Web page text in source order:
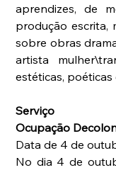
aprendizes, de
produção escrita,
sobre obras
artista
estéticas, poéticas
Serviço
Ocupação
Data de 4 de
No dia 4 de